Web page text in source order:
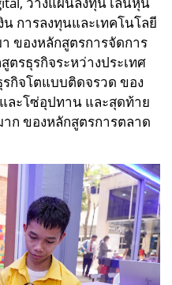
การลงทุนและเทคโนโลยี
า ของหลักสูตรการจัดการ
ตรธุรกิจระหว่างประเทศ
รกิจโตแบบติดจรวด ของ
ละโซ่อุปทาน และสุดท้าย
ก ของหลักสูตรการตลาด